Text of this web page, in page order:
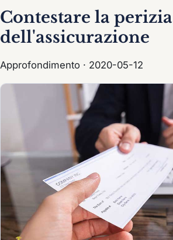
Contestare la perizia
dell'assicurazione
Approfondimento · 2020-05-12